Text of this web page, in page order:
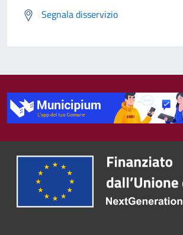
Segnala disservizio